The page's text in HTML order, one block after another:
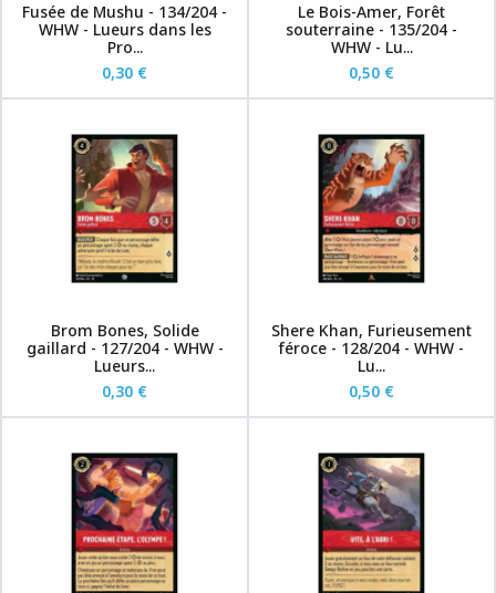
Fusée de Mushu - 134/204 -
WHW - Lueurs dans les
Pro...
0,30 €
Le Bois-Amer, Forêt
souterraine - 135/204 -
WHW - Lu...
0,50 €
Brom Bones, Solide
gaillard - 127/204 - WHW -
Lueurs...
0,30 €
Shere Khan, Furieusement
féroce - 128/204 - WHW -
Lu...
0,50 €